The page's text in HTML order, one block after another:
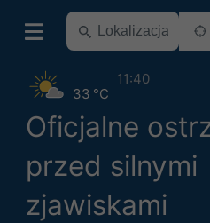
Oficjalne
przed silnymi
zjawiskami
33 °C
11:40